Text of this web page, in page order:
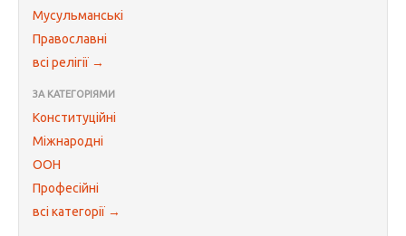
Мусульманські
Православні
всі релігії →
ЗА КАТЕГОРІЯМИ
Конституційні
Міжнародні
ООН
Професійні
всі категорії →